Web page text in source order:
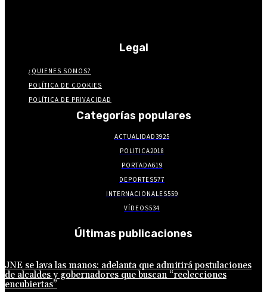
Legal
¿QUIENES SOMOS?
POLÍTICA DE COOKIES
POLÍTICA DE PRIVACIDAD
Categorías populares
ACTUALIDAD3925
POLITICA2018
PORTADA619
DEPORTES577
INTERNACIONALES559
VÍDEOS534
Últimas publicaciones
JNE se lava las manos: adelanta que admitirá postulaciones
de alcaldes y gobernadores que buscan “reelecciones
encubiertas”